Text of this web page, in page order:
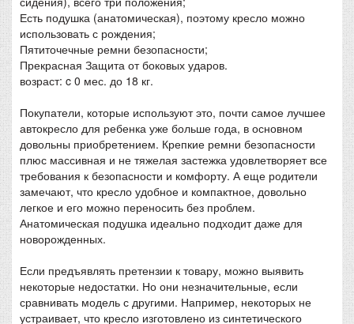
Есть подушка (анатомическая), поэтому кресло можно
использовать с рождения;
Пятиточечные ремни безопасности;
Прекрасная Защита от боковых ударов.
возраст: c 0 мес. до 18 кг.
Покупатели, которые используют это, почти самое лучшее
автокресло для ребенка уже больше года, в основном
довольны приобретением. Крепкие ремни безопасности
плюс массивная и не тяжелая застежка удовлетворяет все
требования к безопасности и комфорту. А еще родители
замечают, что кресло удобное и компактное, довольно
легкое и его можно переносить без проблем.
Анатомическая подушка идеально подходит даже для
новорожденных.
Если предъявлять претензии к товару, можно выявить
некоторые недостатки. Но они незначительные, если
сравнивать модель с другими. Например, некоторых не
устраивает, что кресло изготовлено из синтетического